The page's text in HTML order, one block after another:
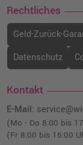
Rechtliches
Geld-Zurück-
Datenschutz
Kontakt
E-Mail:
(Mo - Do 8:00 bis
(Fr 8:00 bis 16:00